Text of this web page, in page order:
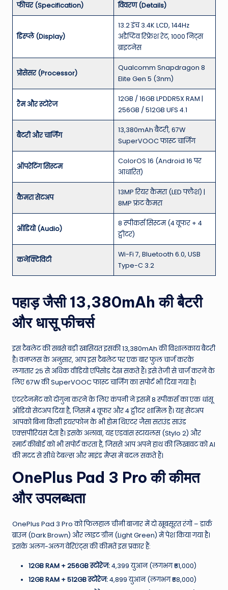
फीचर (Specification) विवरण (Details)
डिस्प्ले (Display)
13.2 इंच 3.4K LCD, 144Hz
अडैप्टिव रिफ्रेश रेट, 1000 निट्स
ब्राइटनेस
प्रोसेसर (Processor)
Qualcomm Snapdragon 8
Elite Gen 5 (3nm)
रैम और स्टोरेज
12GB / 16GB LPDDR5X RAM |
256GB / 512GB UFS 4.1
बैटरी और चार्जिंग
13,380mAh बैटरी, 67W
SuperVOOC फास्ट चार्जिंग
ऑपरेटिंग सिस्टम
ColorOS 16 (Android 16 पर
आधारित)
कैमरा सेटअप
13MP रियर कैमरा (LED फ्लैश) |
8MP फ्रंट कैमरा
ऑडियो (Audio)
8 स्पीकर्स सिस्टम (4 वूफर + 4
ट्वीटर)
कनेक्टिविटी
Wi-Fi 7, Bluetooth 6.0, USB
Type-C 3.2
पहाड़ जैसी 13,380mAh की बैटरी
और धासू फीचर्स
इस टैबलेट की सबसे बड़ी खासियत इसकी 13,380mAh की विशालकाय बैटरी
है। वनप्लस के अनुसार, आप इस टैबलेट पर एक बार फुल चार्ज करके
लगातार 25 से अधिक वीडियो एपिसोड देख सकते हैं। इसे तेजी से चार्ज करने के
लिए 67W की SuperVOOC फास्ट चार्जिंग का सपोर्ट भी दिया गया है।
एंटरटेनमेंट को दोगुना करने के लिए कंपनी ने इसमें 8 स्पीकर्स का एक धांसू
ऑडियो सेटअप दिया है, जिसमें 4 वूफर और 4 ट्वीटर शामिल हैं। यह सेटअप
आपको बिना किसी इयरफोन के भी होम थिएटर जैसा सराउंड साउंड
एक्सपीरियंस देता है। इसके अलावा, यह एडवांस स्टायलस (Stylo 2) और
स्मार्ट कीबोर्ड को भी सपोर्ट करता है, जिससे आप अपने हाथ की लिखावट को AI
की मदद से सीधे टेबल्स और माइंड मैप्स में बदल सकते हैं।
OnePlus Pad 3 Pro की कीमत
और उपलब्धता
OnePlus Pad 3 Pro को फिलहाल चीनी बाजार में दो खूबसूरत रंगों – डार्क
ब्राउन (Dark Brown) और लाइट ग्रीन (Light Green) में पेश किया गया है।
इसके अलग-अलग वेरिएंट्स की कीमतें इस प्रकार हैं:
12GB RAM + 256GB स्टोरेज:4,399 युआन (लगभग ₹61,000)
12GB RAM + 512GB स्टोरेज:4,899 युआन (लगभग ₹68,000)